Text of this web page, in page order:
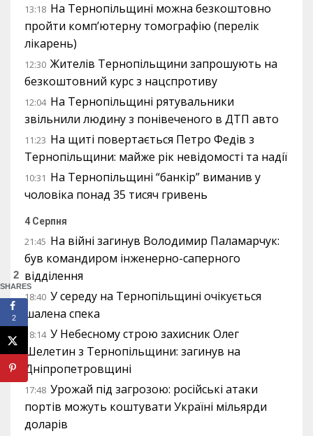
13:18 На Тернопільщині можна безкоштовно
пройти комп’ютерну томографію (перелік
лікарень)
12:30 Жителів Тернопільщини запрошують на
безкоштовний курс з нацспротиву
12:04 На Тернопільщині рятувальники
звільнили людину з понівеченого в ДТП авто
11:23 На щиті повертається Петро Федів з
Тернопільщини: майже рік невідомості та надії
10:31 На Тернопільщині “банкір” виманив у
чоловіка понад 35 тисяч гривень
4 Серпня
21:45 На війні загинув Володимир Паламарчук:
був командиром інженерно-саперного
відділення
18:40 У середу на Тернопільщині очікується
шалена спека
18:14 У Небесному строю захисник Олег
Шелетин з Тернопільщини: загинув на
Дніпропетровщині
17:48 Урожай під загрозою: російські атаки
портів можуть коштувати Україні мільярди
доларів
2
SHARES
2